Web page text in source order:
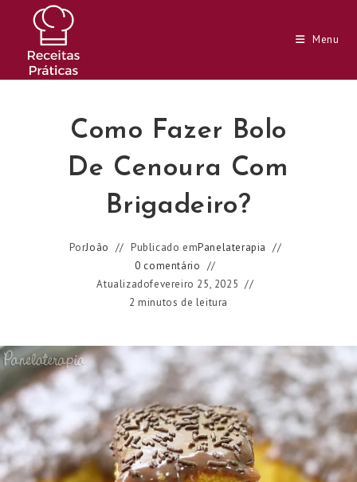
conteúdo
Menu
Como Fazer Bolo
De Cenoura Com
Brigadeiro?
PorJoão Publicado emPanelaterapia
0 comentário
Atualizadofevereiro 25, 2025
2 minutos de leitura